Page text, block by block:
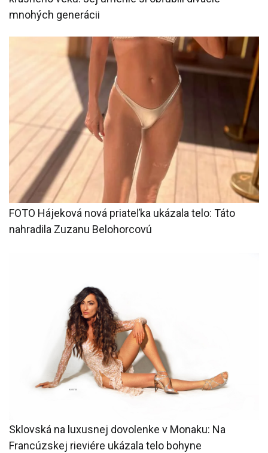
mnohých generácii
FOTO Hájeková nová priateľka ukázala telo: Táto
nahradila Zuzanu Belohorcovú
Sklovská na luxusnej dovolenke v Monaku: Na
Francúzskej rieviére ukázala telo bohyne